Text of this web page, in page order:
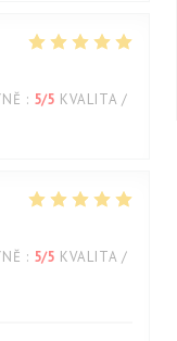
: 5/5 KVALITA /
: 5/5 KVALITA /